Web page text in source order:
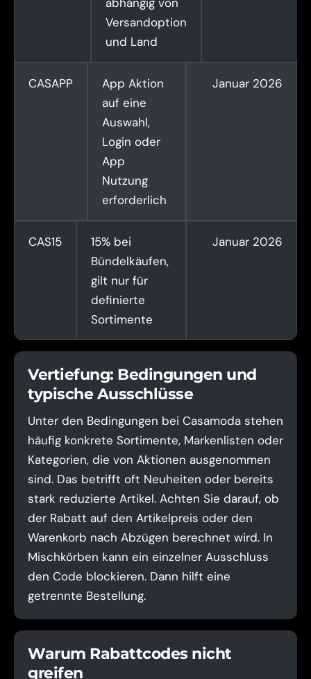
Versandoption
und Land
CASAPP
App Aktion
auf eine
Auswahl,
Login oder
App
Nutzung
erforderlich
Januar 2026
CAS15
15% bei
Bündelkäufen,
gilt nur für
definierte
Sortimente
Januar 2026
Vertiefung: Bedingungen und
typische Ausschlüsse
Unter den Bedingungen bei Casamoda stehen
häufig konkrete Sortimente, Markenlisten oder
Kategorien, die von Aktionen ausgenommen
sind. Das betrifft oft Neuheiten oder bereits
stark reduzierte Artikel. Achten Sie darauf, ob
der Rabatt auf den Artikelpreis oder den
Warenkorb nach Abzügen berechnet wird. In
Mischkörben kann ein einzelner Ausschluss
den Code blockieren. Dann hilft eine
getrennte Bestellung.
Warum Rabattcodes nicht
greifen